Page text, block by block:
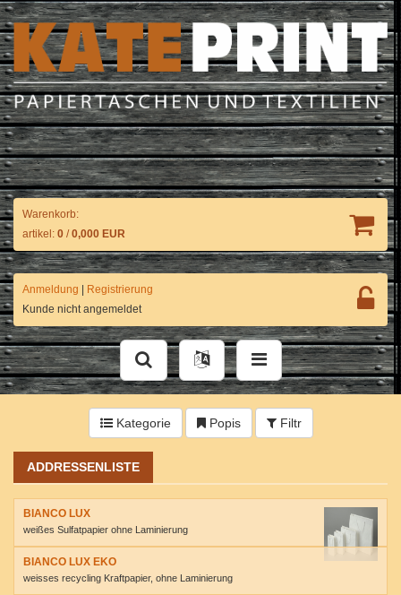
Warenkorb:
artikel: 0 /0,000 EUR
Anmeldung | Registrierung
Kunde nicht angemeldet
Kategorie Popis Filtr
ADDRESSENLISTE
BIANCO LUX
weißes Sulfatpapier ohne Laminierung
BIANCO LUX EKO
weisses recycling Kraftpapier, ohne Laminierung